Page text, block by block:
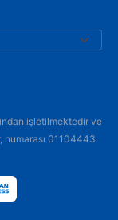
işletilmektedir ve
numarası 01104443